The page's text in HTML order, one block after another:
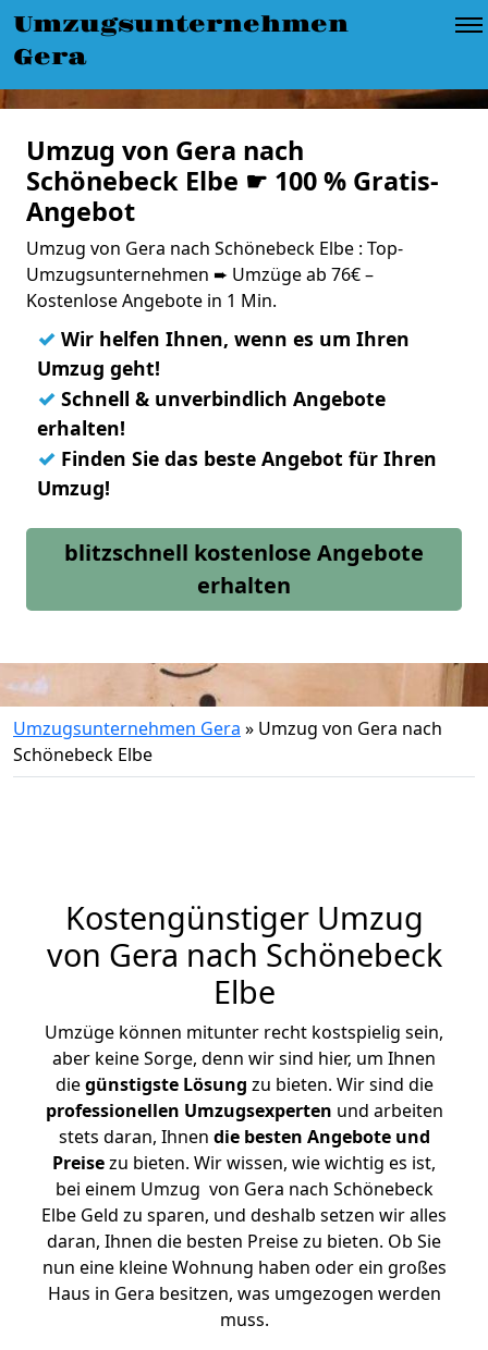
Umzugsunternehmen
Gera
Umzug von Gera nach
Schönebeck Elbe ☛ 100 % Gratis-
Angebot
Umzug von Gera nach Schönebeck Elbe : Top-
Umzugsunternehmen ➨ Umzüge ab 76€ –
Kostenlose Angebote in 1 Min.
✓ Wir helfen Ihnen, wenn es um Ihren
Umzug geht!
✓ Schnell & unverbindlich Angebote
erhalten!
✓ Finden Sie das beste Angebot für Ihren
Umzug!
blitzschnell kostenlose Angebote
erhalten
Umzugsunternehmen Gera » Umzug von Gera nach
Schönebeck Elbe
Kostengünstiger Umzug
von Gera nach Schönebeck
Elbe
Umzüge können mitunter recht kostspielig sein,
aber keine Sorge, denn wir sind hier, um Ihnen
diegünstigste Lösung zu bieten. Wir sind die
professionellen Umzugsexperten und arbeiten
stets daran, Ihnen die besten Angebote und
Preisezu bieten. Wir wissen, wie wichtig es ist,
bei einem Umzug von Gera nach Schönebeck
Elbe Geld zu sparen, und deshalb setzen wir alles
daran, Ihnen die besten Preise zu bieten. Ob Sie
nun eine kleine Wohnung haben oder ein großes
Haus in Gera besitzen, was umgezogen werden
muss.